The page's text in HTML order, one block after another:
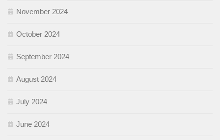
November 2024
October 2024
September 2024
August 2024
July 2024
June 2024